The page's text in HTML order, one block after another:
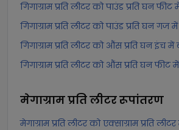
गिगाग्राम प्रति लीटर को पाउंड प्रति घन
गिगाग्राम प्रति लीटर को पाउंड प्रति घन गज
गिगाग्राम प्रति लीटर को औंस प्रति घन इंच
गिगाग्राम प्रति लीटर को औंस प्रति घन फीट
मेगाग्राम प्रति लीटररूपांतरण
मेगाग्राम प्रति लीटर को एक्साग्राम प्रति